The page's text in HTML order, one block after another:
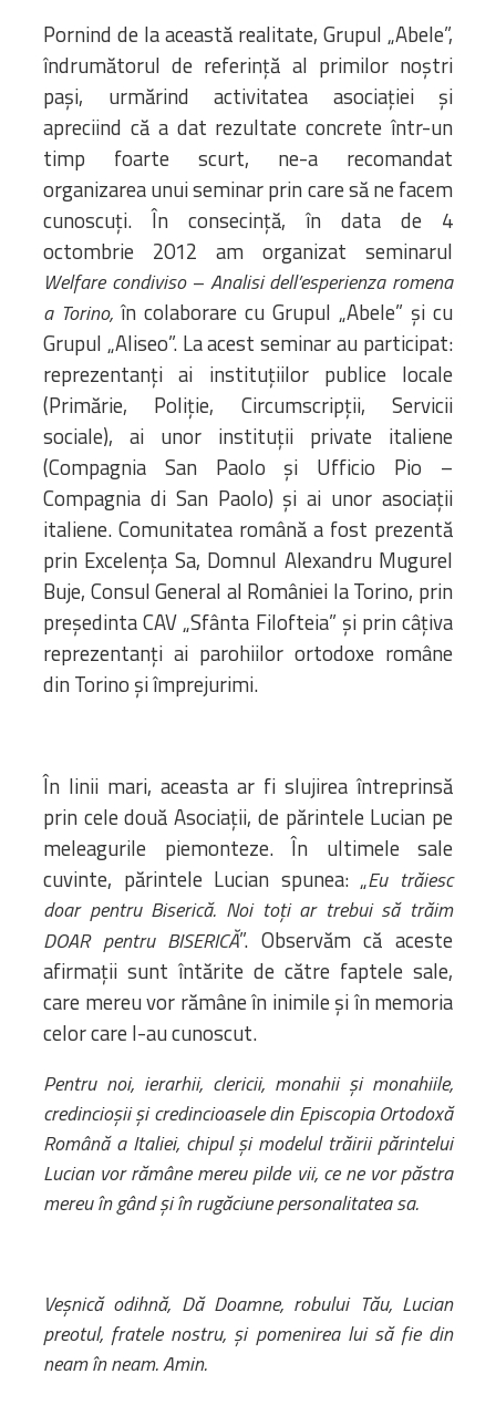
Pornind de la această realitate, Grupul „Abele”,
îndrumătorul de referință al primilor noștri
pași, urmărind activitatea asociației și
apreciind că a dat rezultate concrete într-un
timp foarte scurt, ne-a recomandat
organizarea unui seminar prin care să ne facem
cunoscuți. În consecință, în data de 4
octombrie 2012 am organizat seminarul
Welfare condiviso – Analisi dell’esperienza romena
a Torino, în colaborare cu Grupul „Abele” și cu
Grupul „Aliseo”. La acest seminar au participat:
reprezentanți ai instituțiilor publice locale
(Primărie, Poliție, Circumscripții, Servicii
sociale), ai unor instituții private italiene
(Compagnia San Paolo și Ufficio Pio –
Compagnia di San Paolo) și ai unor asociații
italiene. Comunitatea română a fost prezentă
prin Excelența Sa, Domnul Alexandru Mugurel
Buje, Consul General al României la Torino, prin
președinta CAV „Sfânta Filofteia” și prin câțiva
reprezentanți ai parohiilor ortodoxe române
din Torino și împrejurimi.
În linii mari, aceasta ar fi slujirea întreprinsă
prin cele două Asociații, de părintele Lucian pe
meleagurile piemonteze. În ultimele sale
cuvinte, părintele Lucian spunea: „Eu trăiesc
doar pentru Biserică. Noi toți ar trebui să trăim
DOAR pentru BISERICĂ”. Observăm că aceste
afirmații sunt întărite de către faptele sale,
care mereu vor rămâne în inimile și în memoria
celor care l-au cunoscut.
Pentru noi, ierarhii, clericii, monahii și monahiile,
credincioșii și credincioasele din Episcopia Ortodoxă
Română a Italiei, chipul și modelul trăirii părintelui
Lucian vor rămâne mereu pilde vii, ce ne vor păstra
mereu în gând și în rugăciune personalitatea sa.
Veșnică odihnă, Dă Doamne, robului Tău, Lucian
preotul, fratele nostru, și pomenirea lui să fie din
neam în neam. Amin.